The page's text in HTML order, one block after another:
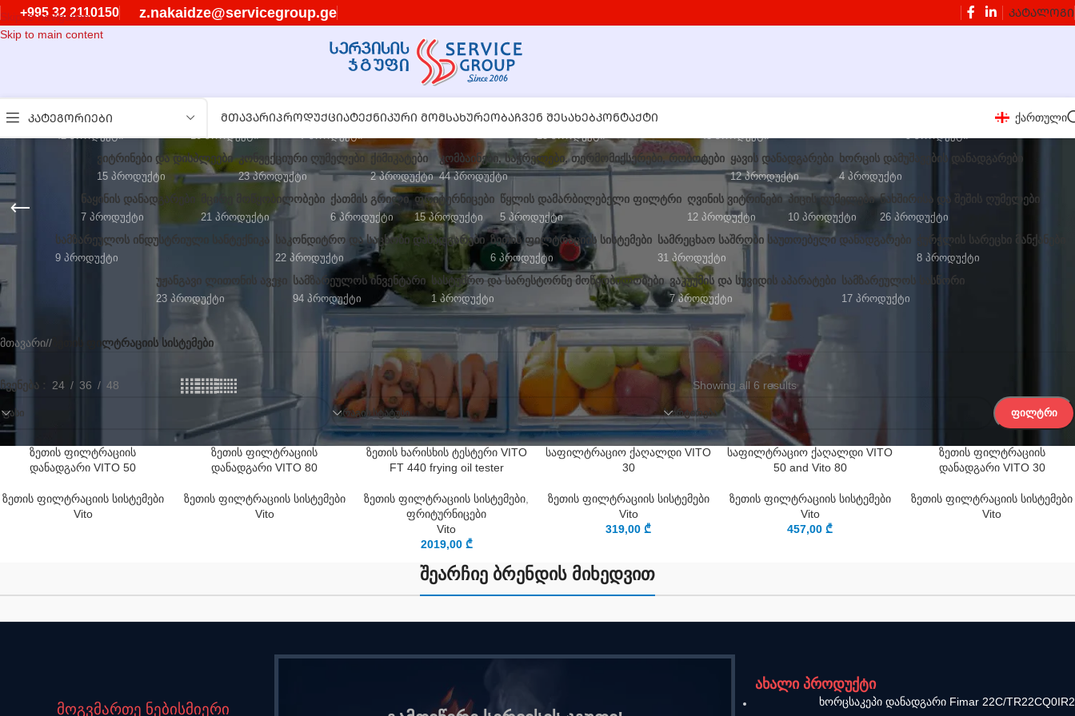
Skip to navigation
Skip to main content
+995 32 2110150 z.nakaidze@servicegroup.ge ᲙᲐᲢᲐᲚᲝᲒᲘ
ᲙᲐᲢᲔᲒᲝᲠᲘᲔᲑᲘ ᲛᲗᲐᲕᲐᲠᲘᲞᲠᲝᲓᲣᲥᲪᲘᲐᲢᲔᲥᲜᲘᲙᲣᲠᲘ ᲛᲝᲛᲡᲐᲮᲣᲠᲔᲝᲑᲐᲩᲕᲔᲜ ᲨᲔᲡᲐᲮᲔᲑᲙᲝᲜᲢᲐᲥᲢᲘ ქართული
ᲡᲐᲛᲐᲪᲘᲕᲠᲔ ᲓᲐᲜᲐᲓᲒᲐᲠᲔᲑᲘ
42 Პროდუქტი
ᲧᲘᲜᲣᲚᲘᲡ ᲐᲞᲐᲠᲐᲢᲔᲑᲘ
10 Პროდუქტი
ᲒᲠᲐᲜᲘᲢᲐᲡ, ᲙᲠᲔᲛᲘᲡ ᲓᲐ ᲡᲚᲔᲨᲘᲡ ᲓᲘᲡᲞᲔᲜᲡᲔᲠᲔᲑᲘ
7 Პროდუქტი
ᲡᲬᲠᲐᲤᲘ ᲙᲕᲔᲑᲘᲡ ᲐᲦᲭᲣᲠᲕᲘᲚᲝᲑᲐ
25 Პროდუქტი 43 Პროდუქტი
ᲑᲚᲔᲜᲓᲔᲠᲔᲑᲘ ᲓᲐ ᲬᲕᲔᲜᲡᲐᲬᲣᲠᲔᲑᲘ
9 Პროდუქტი
ᲕᲘᲢᲠᲘᲜᲔᲑᲘ ᲓᲐ ᲓᲘᲡᲞᲚᲔᲔᲑᲘ
15 Პროდუქტი
ᲙᲝᲜᲕᲔᲥᲪᲘᲣᲠᲘ ᲦᲣᲛᲔᲚᲔᲑᲘ
23 Პროდუქტი
ᲥᲘᲛᲘᲙᲐᲢᲔᲑᲘ
2 Პროდუქტი
ᲙᲝᲛᲑᲐᲘᲜᲔᲑᲘ, ᲡᲐᲭᲠᲔᲚᲔᲑᲘ, ᲗᲔᲠᲛᲝᲛᲘᲥᲡᲔᲠᲔᲑᲘ, ᲠᲝᲑᲝᲢᲔᲑᲘ
44 Პროდუქტი
ᲧᲐᲕᲘᲡ ᲓᲐᲜᲐᲓᲒᲐᲠᲔᲑᲘ
12 Პროდუქტი
ᲮᲝᲠᲪᲘᲡ ᲓᲐᲛᲣᲨᲐᲕᲔᲑᲘᲡ ᲓᲐᲜᲐᲓᲒᲐᲠᲔᲑᲘ
4 Პროდუქტი
ᲜᲐᲧᲘᲜᲘᲡ ᲓᲐᲜᲐᲓᲒᲐᲠᲔᲑᲘ
7 Პროდუქტი
ᲛᲪᲘᲠᲔ ᲛᲝᲬᲧᲝᲑᲘᲚᲝᲑᲔᲑᲘ
21 Პროდუქტი
ᲥᲐᲗᲛᲘᲡ ᲒᲠᲘᲚᲘ
6 Პროდუქტი
ᲤᲠᲘᲢᲣᲠᲜᲘᲪᲔᲑᲘ
15 Პროდუქტი
ᲬᲧᲚᲘᲡ ᲓᲐᲛᲐᲠᲑᲘᲚᲔᲑᲔᲚᲘ ᲤᲘᲚᲢᲠᲘ
5 Პროდუქტი
ᲦᲕᲘᲜᲘᲡ ᲕᲘᲢᲠᲘᲜᲔᲑᲘ
12 Პროდუქტი
ᲞᲘᲪᲘᲡ ᲦᲣᲛᲔᲚᲔᲑᲘ
10 Პროდუქტი
ᲜᲐᲮᲨᲘᲠᲘᲡᲐ ᲓᲐ ᲨᲔᲨᲘᲡ ᲦᲣᲛᲔᲚᲔᲑᲘ
26 Პროდუქტი
ᲡᲐᲛᲖᲐᲠᲔᲣᲚᲝᲡ ᲘᲜᲓᲣᲡᲢᲠᲘᲣᲚᲘ ᲡᲐᲜᲢᲔᲥᲜᲘᲙᲐ
9 Პროდუქტი
ᲡᲐᲙᲝᲜᲓᲘᲢᲠᲝ ᲓᲐ ᲡᲐᲪᲮᲝᲑᲘ ᲓᲐᲜᲐᲓᲒᲐᲠᲔᲑᲘ
22 Პროდუქტი
ᲖᲔᲗᲘᲡ ᲤᲘᲚᲢᲠᲐᲪᲘᲘᲡ ᲡᲘᲡᲢᲔᲛᲔᲑᲘ
6 Პროდუქტი
ᲡᲐᲛᲠᲔᲪᲮᲐᲝ ᲡᲐᲨᲠᲝᲑᲘ ᲡᲐᲣᲗᲝᲔᲑᲔᲚᲘ ᲓᲐᲜᲐᲓᲒᲐᲠᲔᲑᲘ
31 Პროდუქტი
ᲭᲣᲠᲭᲚᲘᲡ ᲡᲐᲠᲔᲪᲮᲘ ᲛᲐᲜᲥᲐᲜᲔᲑᲘ
8 Პროდუქტი
ᲣᲟᲐᲜᲒᲐᲕᲘ ᲚᲘᲗᲝᲜᲘᲡ ᲐᲕᲔᲯᲘ
23 Პროდუქტი
ᲡᲐᲛᲖᲐᲠᲔᲣᲚᲝᲡ ᲘᲜᲕᲔᲜᲢᲐᲠᲘ
94 Პროდუქტი
ᲡᲐᲡᲢᲣᲛᲠᲝ ᲓᲐ ᲡᲐᲠᲔᲡᲢᲝᲠᲜᲔ ᲛᲝᲬᲧᲝᲑᲘᲚᲝᲑᲔᲑᲘ
1 Პროდუქტი
ᲕᲐᲙᲣᲣᲛᲘᲡ ᲓᲐ ᲡᲣᲕᲘᲓᲘᲡ ᲐᲞᲐᲠᲐᲢᲔᲑᲘ
7 Პროდუქტი
ᲡᲐᲛᲖᲐᲠᲔᲣᲚᲝᲡ ᲡᲐᲡᲬᲝᲠᲘ
17 Პროდუქტი
მთავარი/ ზეთის ფილტრაციის სისტემები
ჩვენება 24 36 48 Showing all 6 results
ᲤᲐᲡᲘ ᲛᲐᲠᲐᲒᲘᲡ ᲡᲢᲐᲢᲣᲡᲘ ᲡᲝᲠᲢᲘᲠᲔᲑᲐ ᲤᲘᲚᲢᲠᲘ
ზეთის ფილტრაციის
დანადგარი VITO 50
ზეთის ფილტრაციის სისტემები
Vito
ზეთის ფილტრაციის
დანადგარი VITO 80
ზეთის ფილტრაციის სისტემები
Vito
ზეთის ხარისხის ტესტერი VITO
FT 440 frying oil tester
ზეთის ფილტრაციის სისტემები
ფრიტურნიცები
Vito
2019,00 ₾
საფილტრაციო ქაღალდი VITO
30
ზეთის ფილტრაციის სისტემები
Vito
319,00₾
საფილტრაციო ქაღალდი VITO
50 and Vito 80
ზეთის ფილტრაციის სისტემები
Vito
457,00₾
ზეთის ფილტრაციის
დანადგარი VITO 30
ზეთის ფილტრაციის სისტემები
Vito
შეარჩიე ბრენდის მიხედვით
მოგვმართე ნებისმიერი
ახალი პროდუქტი
ხორცსაკეპი დანადგარი Fimar 22C/